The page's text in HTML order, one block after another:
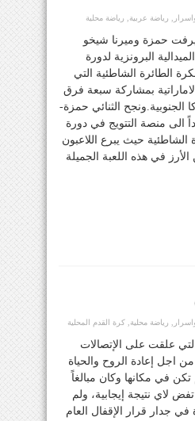
رياضة عربية رياضة محلية
ميرفت حمزة وميرنا شيخو
البرونزية لدورة
الطائرة الشاطئية التي
بمشاركة سبعة فرق
الجنوبية.ونجح الثنائي حمزة-
الى منصة التتويج في دورة
الشاطئية حيث يبرع اللاعبون
الأرز في هذه اللعبة الجميلة
رياضة محلية كرة القدم المحلية
التي علقت على الإتصالات
اجل إعادة الروح والحياة
في مكانها وكان مبالغاً
لاي نتيجة إيجابية، ولم
جدار قرار الإقفال العام